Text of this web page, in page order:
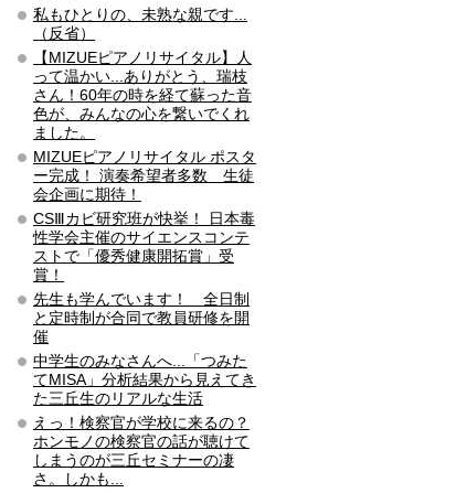
私もひとりの、未熟な親です...
（反省）
【MIZUEピアノリサイタル】人
って温かい...ありがとう、瑞枝
さん！60年の時を経て蘇った音
色が、みんなの心を繋いでくれ
ました。
MIZUEピアノリサイタル ポスタ
ー完成！ 演奏希望者多数 生徒
会企画に期待！
CSⅢカビ研究班が快挙！ 日本毒
性学会主催のサイエンスコンテ
ストで「優秀健康開拓賞」受
賞！
先生も学んでいます！ 全日制
と定時制が合同で教員研修を開
催
中学生のみなさんへ...「つみた
てMISA」分析結果から見えてき
た三丘生のリアルな生活
えっ！検察官が学校に来るの？
ホンモノの検察官の話が聴けて
しまうのが三丘セミナーの凄
さ。しかも...